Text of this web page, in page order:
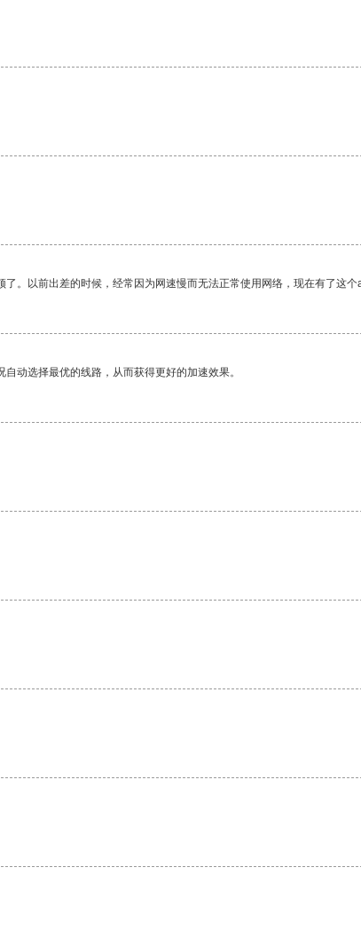
。以前出差的时候，经常因为网速慢而无法正常使用网络，现在有了这个
动选择最优的线路，从而获得更好的加速效果。